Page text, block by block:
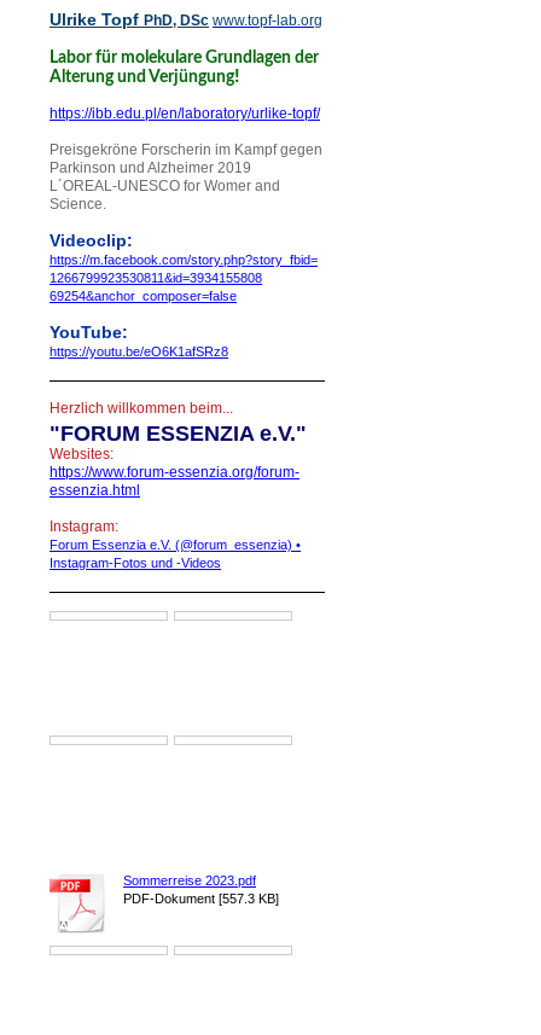
Ulrike Topf PhD, DSc www.topf-lab.org
Labor für molekulare Grundlagen der
Alterung und Verjüngung!
https://ibb.edu.pl/en/laboratory/urlike-topf/
Preisgekröne Forscherin im Kampf gegen
Parkinson und Alzheimer 2019
L´OREAL-UNESCO for Womer and
Science.
Videoclip:
https://m.facebook.com/story.php?story_ fbid=
1266799923530811&id=3934155808
69254&anchor_composer=false
YouTube:
https://youtu.be/eO6K1afSRz8
Herzlich willkommen beim...
"FORUM ESSENZIA e.V."
Websites:
https://www.forum-essenzia.org/forum-
essenzia.html
Instagram:
Forum Essenzia e.V. (@forum_essenzia) •
Instagram-Fotos und -Videos
Sommerreise 2023.pdf
PDF-Dokument [557.3 KB]